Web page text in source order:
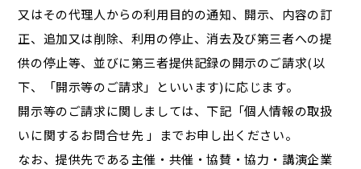
又はその代理人からの利用目的の通知、開示、内容の訂
正、追加又は削除、利用の停止、消去及び第三者への提
供の停止等、並びに第三者提供記録の開示のご請求(以
下、「開示等のご請求」といいます)に応じます。
開示等のご請求に関しましては、下記「個人情報の取扱
いに関するお問合せ先 」までお申し出ください。
なお、提供先である主催・共催・協賛・協力・講演企業